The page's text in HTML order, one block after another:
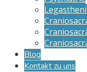
Blog
Kontakt zu uns